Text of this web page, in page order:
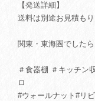
【発送詳細】
送料は別途お見積もり
関東・東海圏でした
＃食器棚 ＃キッチン
ロ
#ウォールナット#リ